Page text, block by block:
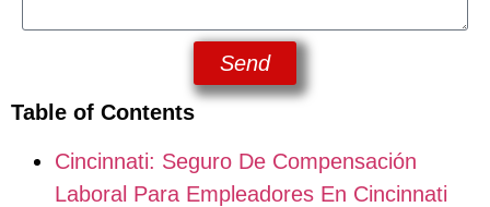
Send
Table of Contents
Cincinnati: Seguro De Compensación
Laboral Para Empleadores En Cincinnati